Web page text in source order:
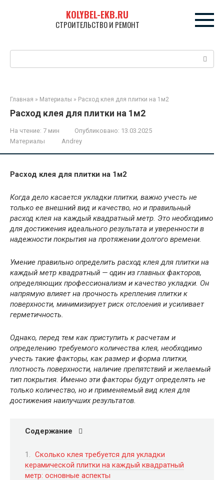
KOLYBEL-EKB.RU
СТРОИТЕЛЬСТВО И РЕМОНТ
Главная » Материалы » Расход клея для плитки на 1м2
Расход клея для плитки на 1м2
На чтение: 7 мин Опубликовано: 13.03.2025
Материалы
Andrey
Расход клея для плитки на 1м2
Когда дело касается укладки плитки, важно учесть не
только ее внешний вид и качество, но и правильный
расход клея на каждый квадратный метр. Это необходимо
для достижения идеального результата и уверенности в
надежности покрытия на протяжении долгого времени.
Умение правильно определить расход клея для плитки на
каждый метр квадратный — один из главных факторов,
определяющих профессионализм и качество укладки. Он
напрямую влияет на прочность крепления плитки к
поверхности, минимизирует риск отслоения и усиливает
герметичность.
Однако, перед тем как приступить к расчетам и
определению требуемого количества клея, необходимо
учесть такие факторы, как размер и форма плитки,
плотность поверхности, наличие препятствий и желаемый
тип покрытия. Именно эти факторы будут определять не
только количество, но и применяемый вид клея для
достижения наилучших результатов.
Содержание
Сколько клея требуется для укладки
керамической плитки на каждый квадратный
метр: основные аспекты